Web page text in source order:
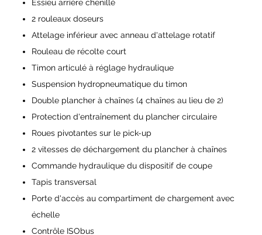
Essieu arrière chenillé
2 rouleaux doseurs
Attelage inférieur avec anneau d'attelage rotatif
Rouleau de récolte court
Timon articulé à réglage hydraulique
Suspension hydropneumatique du timon
Double plancher à chaînes (4 chaînes au lieu de 2)
Protection d'entraînement du plancher circulaire
Roues pivotantes sur le pick-up
2 vitesses de déchargement du plancher à chaînes
Commande hydraulique du dispositif de coupe
Tapis transversal
Porte d'accès au compartiment de chargement avec
échelle
Contrôle ISObus